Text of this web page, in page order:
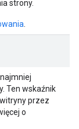
strony.
Ten wskaźnik
przez
o